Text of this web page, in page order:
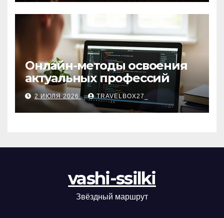
Онлайн-методы освоения
актуальных профессий
2 ИЮЛЯ 2026 TRAVELBOX27_
vashi-ssilki
Звёздный маршрут